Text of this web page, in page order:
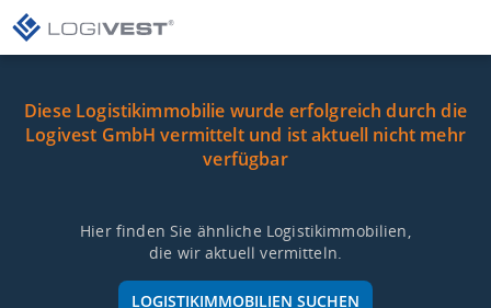
Diese Logistikimmobilie wurde erfolgreich durch die
Logivest GmbH vermittelt und ist aktuell nicht mehr
verfügbar
Hier finden Sie ähnliche Logistikimmobilien,
die wir aktuell vermitteln.
LOGISTIKIMMOBILIEN SUCHEN